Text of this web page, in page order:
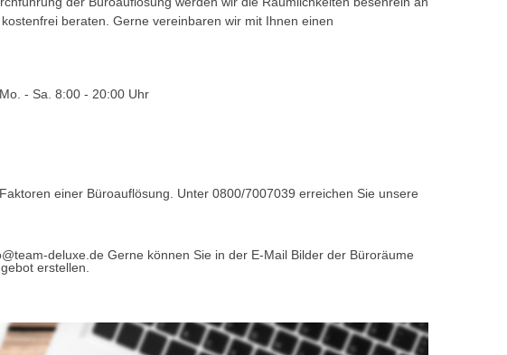
beraten. Gerne vereinbaren wir mit Ihnen einen
Mo. - Sa. 8:00 - 20:00 Uhr
einer Büroauflösung. Unter 0800/7007039 erreichen Sie unsere
deluxe.de Gerne können Sie in der E-Mail Bilder der Büroräume
erstellen.